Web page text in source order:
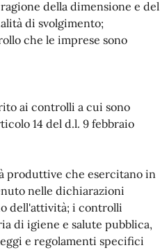
della dimensione e del
di svolgimento;
che le imprese sono
ai controlli a cui sono
14 del d.l. 9 febbraio
produttive che esercitano in
nelle dichiarazioni
dell'attività; i controlli
di igiene e salute pubblica,
e regolamenti specifici